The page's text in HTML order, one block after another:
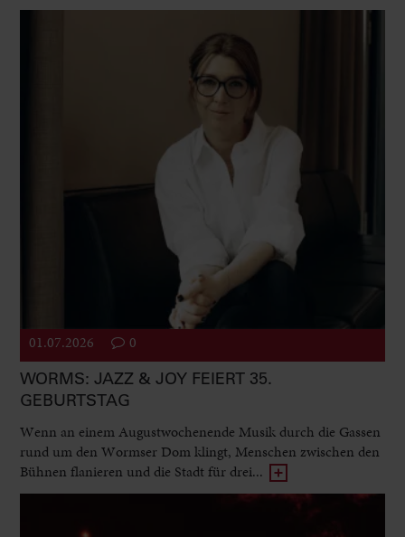
01.07.2026 0
WORMS: JAZZ & JOY FEIERT 35.
GEBURTSTAG
Wenn an einem Augustwochenende Musik durch die Gassen
rund um den Wormser Dom klingt, Menschen zwischen den
Bühnen flanieren und die Stadt für drei...